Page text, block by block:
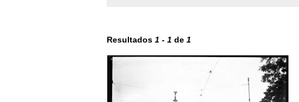
Resultados 1 - 1 de 1